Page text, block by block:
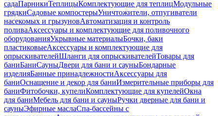
садаПарникиТеплицыКомплектующие для теплицМодульные
грядкиСадовые компостерыУничтожители, отпугиватели
насекомых и грызуновАвтоматизация и контроль
поливаАксессуары и комплектующие для поливочного
оборудованияУкрывные материалыБочки, баки
пластиковыеАксессуары и комплектующие для
опрыскивателейШланги для опрыскивателейТовары для
баниБаниСауныДвери для бани и сауныБондарные
изделияБанные принадлежностиАксессуары для
баниОснащение и декор для баниИзмерительные приборы для
баниФитобочки, купелиКомплектующие для купелейОкна
для баниМебель для бани и сауныРучки дверные для бани и
сауныЭфирные маслаСпа-бассейны с